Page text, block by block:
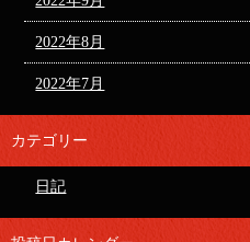
2022年8月
2022年7月
カテゴリー
日記